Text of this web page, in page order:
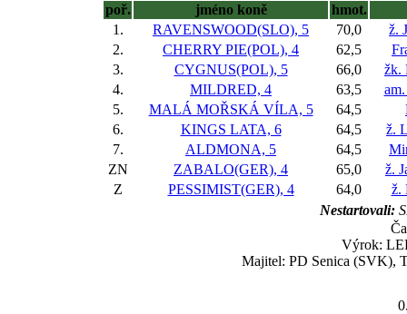
poř. jméno koně
hmot.
1.
RAVENSWOOD(SLO), 5 70,0
ž.
2.
CHERRY PIE(POL), 4 62,5
3.
CYGNUS(POL), 5 66,0
žk.
4.
MILDRED, 4 63,5
5.
MALÁ MOŘSKÁ VÍLA, 5 64,5
6.
KINGS LATA, 6 64,5
ž.
7.
ALDMONA, 5 64,5
ZN
ZABALO(GER), 4 65,0
ž.
Z
PESSIMIST(GER), 4 64,0
ž.
Nestartovali:
Výrok:
Majitel: PD Senica (SVK),